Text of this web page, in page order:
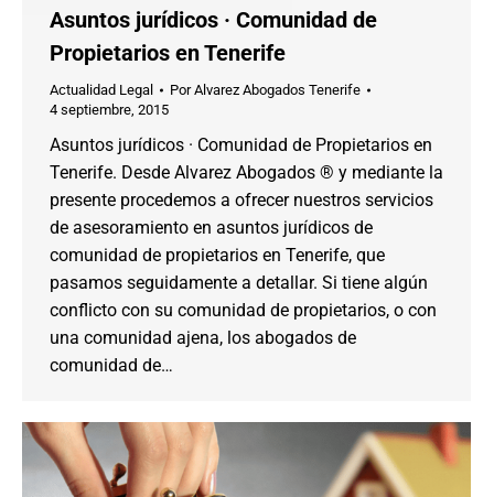
Asuntos jurídicos · Comunidad de
Propietarios en Tenerife
Actualidad Legal PorAlvarez Abogados Tenerife
4 septiembre, 2015
Asuntos jurídicos · Comunidad de Propietarios en
Tenerife. Desde Alvarez Abogados ® y mediante la
presente procedemos a ofrecer nuestros servicios
de asesoramiento en asuntos jurídicos de
comunidad de propietarios en Tenerife, que
pasamos seguidamente a detallar. Si tiene algún
conflicto con su comunidad de propietarios, o con
una comunidad ajena, los abogados de
comunidad de…